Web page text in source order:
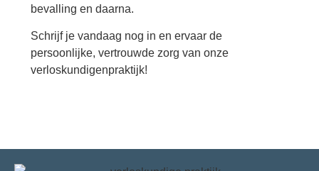
bevalling en daarna.
Schrijf je vandaag nog in en ervaar de
persoonlijke, vertrouwde zorg van onze
verloskundigenpraktijk!